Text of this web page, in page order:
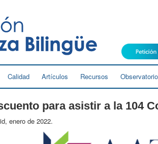
Calidad Artículos Recursos
para asistir a la 104
enero de 2022.